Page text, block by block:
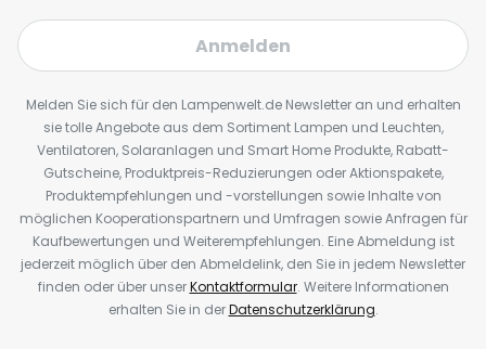
Anmelden
Melden Sie sich für den Lampenwelt.de Newsletter an und erhalten
sie tolle Angebote aus dem Sortiment Lampen und Leuchten,
Ventilatoren, Solaranlagen und Smart Home Produkte, Rabatt-
Gutscheine, Produktpreis-Reduzierungen oder Aktionspakete,
Produktempfehlungen und -vorstellungen sowie Inhalte von
möglichen Kooperationspartnern und Umfragen sowie Anfragen für
Kaufbewertungen und Weiterempfehlungen. Eine Abmeldung ist
jederzeit möglich über den Abmeldelink, den Sie in jedem Newsletter
finden oder über unserKontaktformular. Weitere Informationen
erhalten Sie in derDatenschutzerklärung.